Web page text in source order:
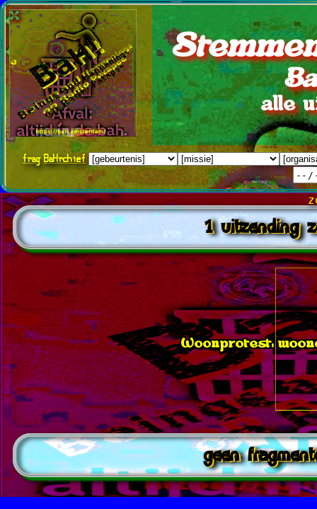
alle
fragBaHrchief
1 uitzending
Woonprotest:
geen